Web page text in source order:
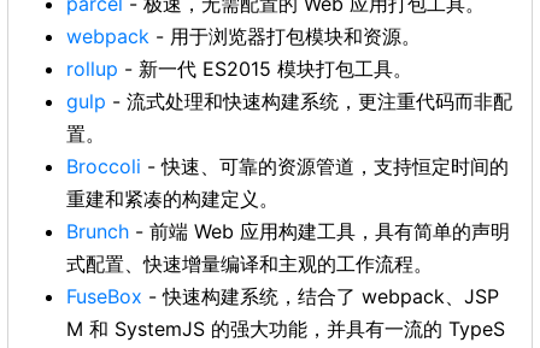
webpack - 用于浏览器打包模块和资源。
rollup - 新一代 ES2015 模块打包工具。
gulp - 流式处理和快速构建系统，更注重代码而非配
置。
Broccoli - 快速、可靠的资源管道，支持恒定时间的
重建和紧凑的构建定义。
Brunch - 前端 Web 应用构建工具，具有简单的声明
式配置、快速增量编译和主观的工作流程。
FuseBox - 快速构建系统，结合了 webpack、JSP
M 和 SystemJS 的强大功能，并具有一流的 TypeS